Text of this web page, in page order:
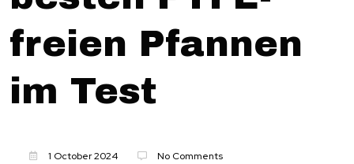
freien Pfannen
im Test
1 October 2024 No Comments